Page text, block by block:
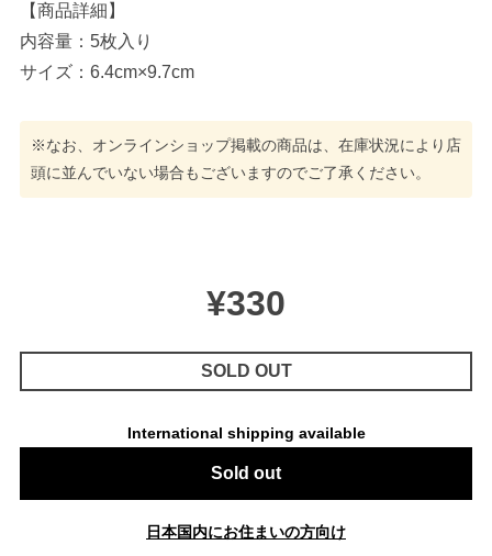
【商品詳細】
内容量：5枚入り
サイズ：6.4cm×9.7cm
※なお、オンラインショップ掲載の商品は、在庫状況により店
頭に並んでいない場合もございますのでご了承ください。
¥330
SOLD OUT
International shipping available
Sold out
日本国内にお住まいの方向け